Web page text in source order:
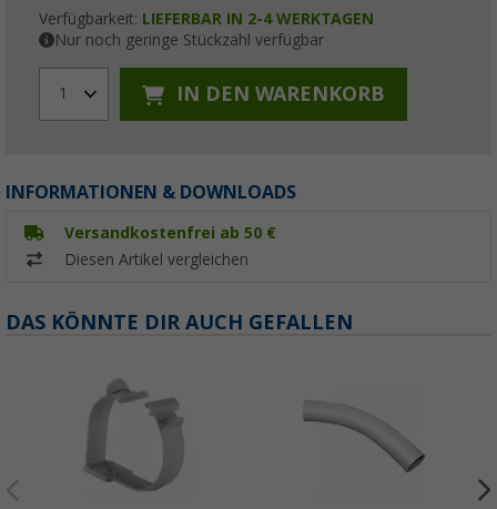
Verfügbarkeit: LIEFERBAR IN 2-4 WERKTAGEN
Nur noch geringe Stückzahl verfügbar
1 IN DEN WARENKORB
INFORMATIONEN & DOWNLOADS
Versandkostenfrei ab 50 €
Diesen Artikel vergleichen
DAS KÖNNTE DIR AUCH GEFALLEN